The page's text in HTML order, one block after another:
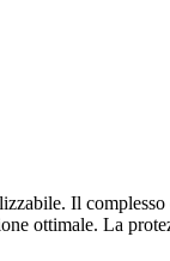
Il
ottimale. La